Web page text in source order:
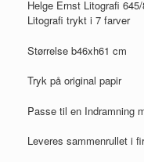
Helge Ernst Litografi
Litografi trykt i 7 farver
Størrelse b46xh61 cm
Tryk på original papir
Passe til en Indramning
Leveres sammenrullet i